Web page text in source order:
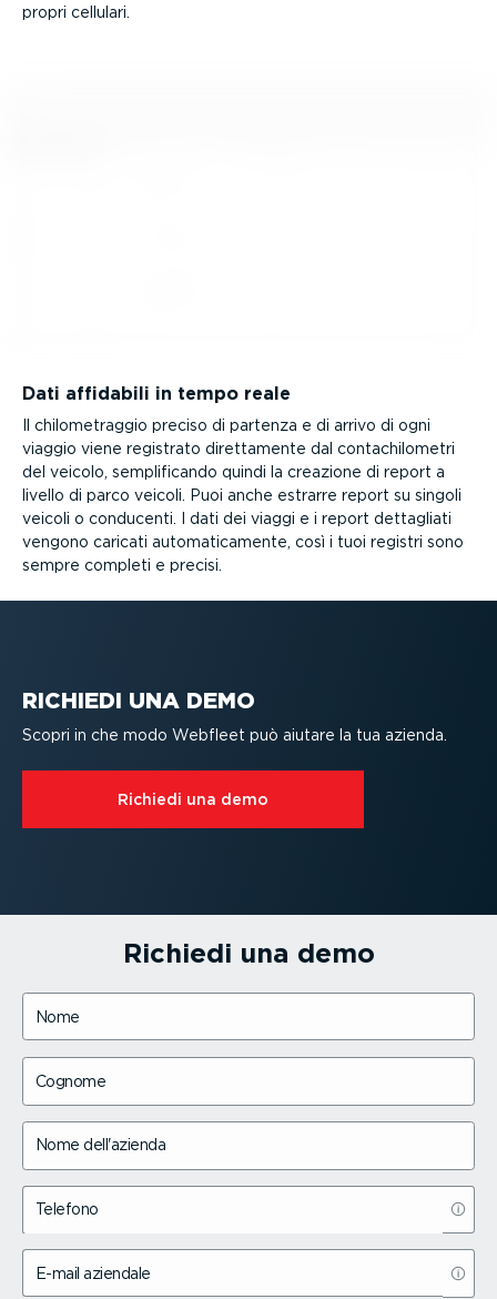
propri cellulari.
Dati affidabili in tempo reale
Il chilo­me­traggio preciso di partenza e di arrivo di ogni
viaggio viene registrato diret­ta­mente dal conta­chi­lo­metri
del veicolo, sempli­fi­cando quindi la creazione di report a
livello di parco veicoli. Puoi anche estrarre report su singoli
veicoli o conducenti. I dati dei viaggi e i report dettagliati
vengono caricati automa­ti­ca­mente, così i tuoi registri sono
sempre completi e precisi.
RICHIEDI UNA DEMO
Scopri in che modo Webfleet può aiutare la tua azienda.
Richiedi una demo
Richiedi una demo
Nome
Cognome
Nome dell'azienda
Telefono
E-mail aziendale